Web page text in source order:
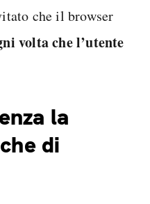
che il browser
volta che l’utente
la
di